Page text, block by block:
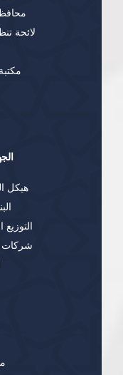
لائحة
هيكل
شركات